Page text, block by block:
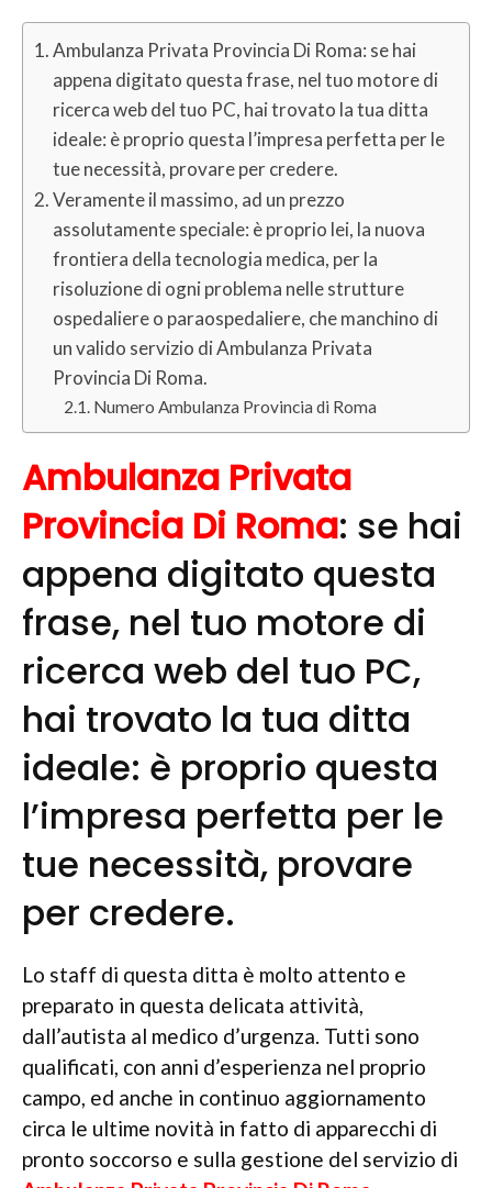
Ambulanza Privata Provincia Di Roma: se hai
appena digitato questa frase, nel tuo motore di
ricerca web del tuo PC, hai trovato la tua ditta
ideale: è proprio questa l’impresa perfetta per le
tue necessità, provare per credere.
Veramente il massimo, ad un prezzo
assolutamente speciale: è proprio lei, la nuova
frontiera della tecnologia medica, per la
risoluzione di ogni problema nelle strutture
ospedaliere o paraospedaliere, che manchino di
un valido servizio di Ambulanza Privata
Provincia Di Roma.
Numero Ambulanza Provincia di Roma
Ambulanza Privata
Provincia Di Roma: se hai
appena digitato questa
frase, nel tuo motore di
ricerca web del tuo PC,
hai trovato la tua ditta
ideale: è proprio questa
l’impresa perfetta per le
tue necessità, provare
per credere.
Lo staff di questa ditta è molto attento e
preparato in questa delicata attività,
dall’autista al medico d’urgenza. Tutti sono
qualificati, con anni d’esperienza nel proprio
campo, ed anche in continuo aggiornamento
circa le ultime novità in fatto di apparecchi di
pronto soccorso e sulla gestione del servizio di